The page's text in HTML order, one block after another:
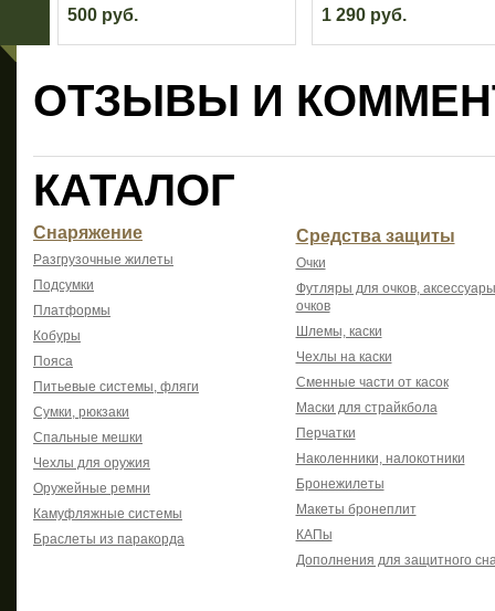
500 руб. 1 290 руб.
ОТЗЫВЫ И
КАТАЛОГ
Снаряжение
Разгрузочные жилеты
Подсумки
Платформы
Кобуры
Пояса
Питьевые системы, фляги
Сумки, рюкзаки
Спальные мешки
Чехлы для оружия
Оружейные ремни
Камуфляжные системы
Браслеты из паракорда
Средства защиты
Очки
Футляры для очков,
очков
Шлемы, каски
Чехлы на каски
Сменные части от касок
Маски для страйкбола
Перчатки
Наколенники, налокотники
Бронежилеты
Макеты бронеплит
КАПы
Дополнения для защитного